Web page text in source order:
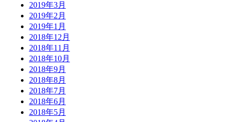
2019年3月
2019年2月
2019年1月
2018年12月
2018年11月
2018年10月
2018年9月
2018年8月
2018年7月
2018年6月
2018年5月